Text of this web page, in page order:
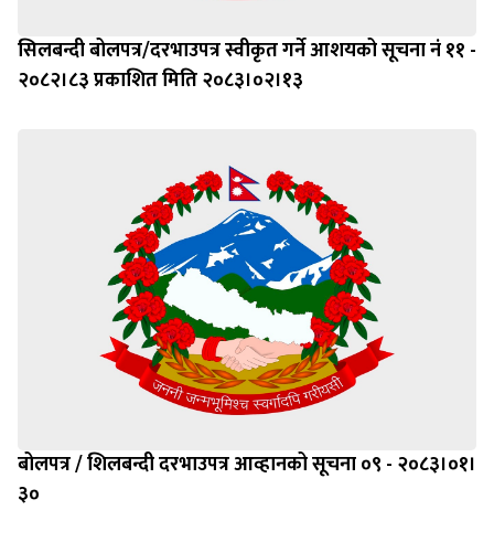
सिलबन्दी बोलपत्र/दरभाउपत्र स्वीकृत गर्ने आशयको सूचना नं ११ -
२०८२।८३ प्रकाशित मिति २०८३।०२।१३
बोलपत्र / शिलबन्दी दरभाउपत्र आव्हानको सूचना ०९ - २०८३।०१।
३०